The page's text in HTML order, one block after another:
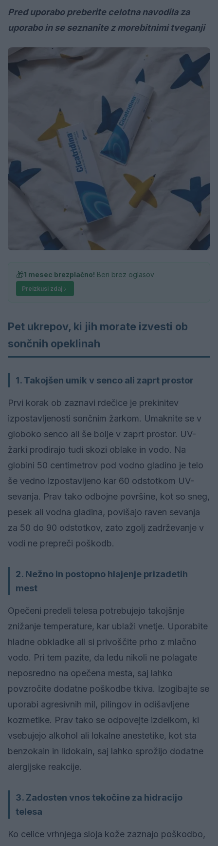
Pred uporabo preberite celotna navodila za
uporabo in se seznanite z morebitnimi tveganji
🎁1 mesec brezplačno! Beri brez oglasov
Preizkusi zdaj
Pet ukrepov, ki jih morate izvesti ob
sončnih opeklinah
1. Takojšen umik v senco ali zaprt prostor
Prvi korak ob zaznavi rdečice je prekinitev
izpostavljenosti sončnim žarkom. Umaknite se v
globoko senco ali še bolje v zaprt prostor. UV-
žarki prodirajo tudi skozi oblake in vodo. Na
globini 50 centimetrov pod vodno gladino je telo
še vedno izpostavljeno kar 60 odstotkom UV-
sevanja. Prav tako odbojne površine, kot so sneg,
pesek ali vodna gladina, povišajo raven sevanja
za 50 do 90 odstotkov, zato zgolj zadrževanje v
vodi ne prepreči poškodb.
2. Nežno in postopno hlajenje prizadetih
mest
Opečeni predeli telesa potrebujejo takojšnje
znižanje temperature, kar ublaži vnetje. Uporabite
hladne obkladke ali si privoščite prho z mlačno
vodo. Pri tem pazite, da ledu nikoli ne polagate
neposredno na opečena mesta, saj lahko
povzročite dodatne poškodbe tkiva. Izogibajte se
uporabi agresivnih mil, pilingov in odišavljene
kozmetike. Prav tako se odpovejte izdelkom, ki
vsebujejo alkohol ali lokalne anestetike, kot sta
benzokain in lidokain, saj lahko sprožijo dodatne
alergijske reakcije.
3. Zadosten vnos tekočine za hidracijo
telesa
Ko celice vrhnjega sloja kože zaznajo poškodbo,